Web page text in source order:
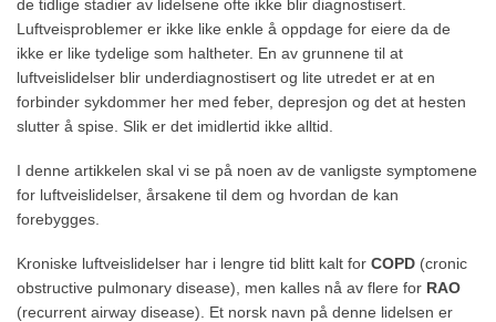
de tidlige stadier av lidelsene ofte ikke blir diagnostisert.
Luftveisproblemer er ikke like enkle å oppdage for eiere da de
ikke er like tydelige som haltheter. En av grunnene til at
luftveislidelser blir underdiagnostisert og lite utredet er at en
forbinder sykdommer her med feber, depresjon og det at hesten
slutter å spise. Slik er det imidlertid ikke alltid.
I denne artikkelen skal vi se på noen av de vanligste symptomene
for luftveislidelser, årsakene til dem og hvordan de kan
forebygges.
Kroniske luftveislidelser har i lengre tid blitt kalt for COPD (cronic
obstructive pulmonary disease), men kalles nå av flere for RAO
(recurrent airway disease). Et norsk navn på denne lidelsen er